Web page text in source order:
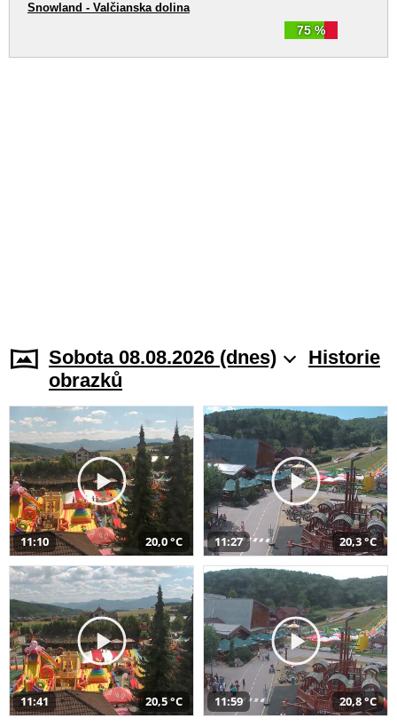
75 %
Snowland - Valčianska dolina
Sobota 08.08.2026 (dnes)
Historie
obrazků
11:10 20,0 °C 11:27 20,3 °C
11:41 20,5 °C 11:59 20,8 °C